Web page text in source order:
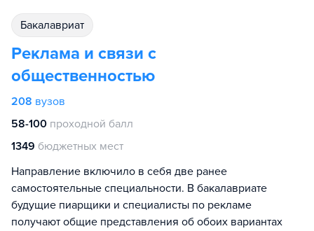
бакалавриат
Реклама и связи с
общественностью
208 вузов
58-100 проходной балл
1349 бюджетных мест
Направление включило в себя две ранее
самостоятельные специальности. В бакалавриате
будущие пиарщики и специалисты по рекламе
получают общие представления об обоих вариантах